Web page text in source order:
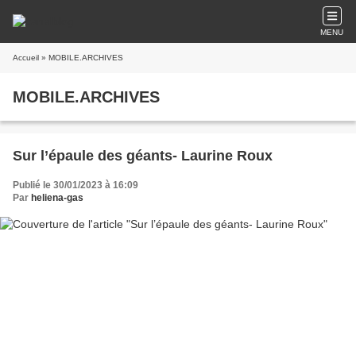
MENU
Accueil » MOBILE.ARCHIVES
MOBILE.ARCHIVES
Sur l’épaule des géants- Laurine Roux
Publié le 30/01/2023 à 16:09
Par heliena-gas